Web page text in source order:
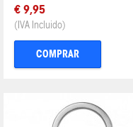
€ 9,95
(IVA Incluido)
COMPRAR